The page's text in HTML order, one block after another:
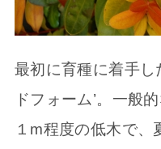
最初に育種に着手し
ドフォーム’。一般
１m程度の低木で